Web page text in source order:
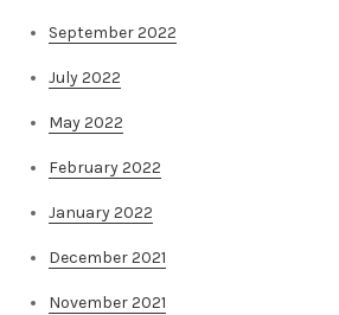
September 2022
July 2022
May 2022
February 2022
January 2022
December 2021
November 2021